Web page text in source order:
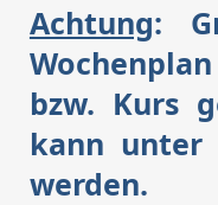
Achtung:
bzw. Kurs
kann unter
werden.